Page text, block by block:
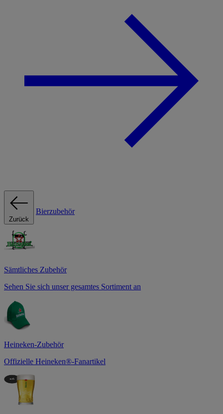
Zurück
Bierzubehör
Sämtliches Zubehör
Sehen Sie sich unser gesamtes Sortiment an
Heineken-Zubehör
Offizielle Heineken®-Fanartikel